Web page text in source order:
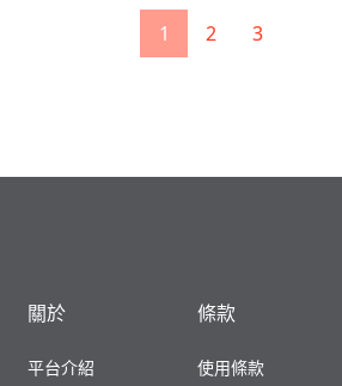
1 2 3
關於
平台介紹
條款
使用條款